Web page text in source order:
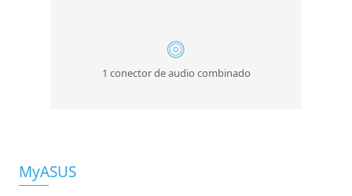
1 conector de audio combinado
MyASUS